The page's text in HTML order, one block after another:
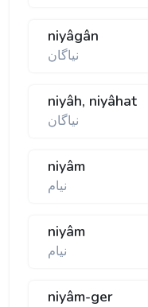
niyâgân
نياگان
niyâh, niyâhat
نياگان
niyâm
نيام
niyâm
نيام
niyâm-ger